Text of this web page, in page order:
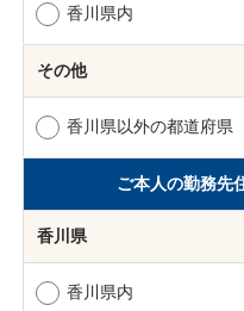
香川県内
その他
香川県以外の都道府県
ご本人の勤務先
香川県
香川県内